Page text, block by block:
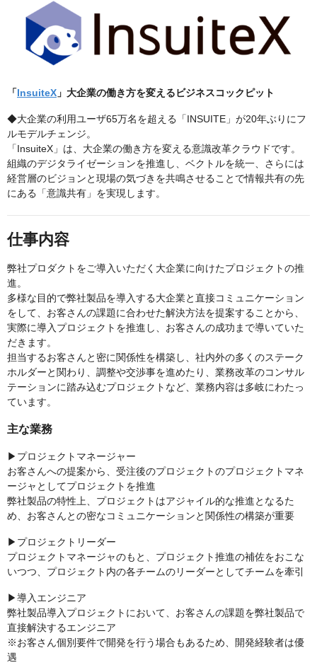
「InsuiteX 」大企業の働き方を変えるビジネスコックピット
◆大企業の利用ユーザ65万名を超える「INSUITE」が20年ぶりにフ
ルモデルチェンジ。
「InsuiteX」は、大企業の働き方を変える意識改革クラウドです。
組織のデジタライゼーションを推進し、ベクトルを統一、さらには
経営層のビジョンと現場の気づきを共鳴させることで情報共有の先
にある「意識共有」を実現します。
仕事内容
弊社プロダクトをご導入いただく大企業に向けたプロジェクトの推
進。
多様な目的で弊社製品を導入する大企業と直接コミュニケーション
をして、お客さんの課題に合わせた解決方法を提案することから、
実際に導入プロジェクトを推進し、お客さんの成功まで導いていた
だきます。
担当するお客さんと密に関係性を構築し、社内外の多くのステーク
ホルダーと関わり、調整や交渉事を進めたり、業務改革のコンサル
テーションに踏み込むプロジェクトなど、業務内容は多岐にわたっ
ています。
主な業務
▶プロジェクトマネージャー
お客さんへの提案から、受注後のプロジェクトのプロジェクトマネ
ージャとしてプロジェクトを推進
弊社製品の特性上、プロジェクトはアジャイル的な推進となるた
め、お客さんとの密なコミュニケーションと関係性の構築が重要
▶プロジェクトリーダー
プロジェクトマネージャのもと、プロジェクト推進の補佐をおこな
いつつ、プロジェクト内の各チームのリーダーとしてチームを牽引
▶導入エンジニア
弊社製品導入プロジェクトにおいて、お客さんの課題を弊社製品で
直接解決するエンジニア
※お客さん個別要件で開発を行う場合もあるため、開発経験者は優
遇